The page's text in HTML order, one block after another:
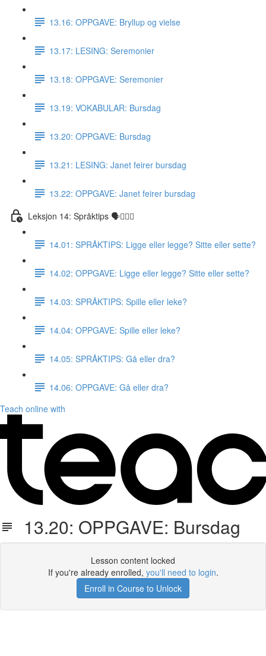
13.16: OPPGAVE: Bryllup og vielse
13.17: LESING: Seremonier
13.18: OPPGAVE: Seremonier
13.19: VOKABULAR: Bursdag
13.20: OPPGAVE: Bursdag
13.21: LESING: Janet feirer bursdag
13.22: OPPGAVE: Janet feirer bursdag
Leksjon 14: Språktips 🗣☝🏼✅
14.01: SPRÅKTIPS: Ligge eller legge? Sitte eller sette?
14.02: OPPGAVE: Ligge eller legge? Sitte eller sette?
14.03: SPRÅKTIPS: Spille eller leke?
14.04: OPPGAVE: Spille eller leke?
14.05: SPRÅKTIPS: Gå eller dra?
14.06: OPPGAVE: Gå eller dra?
Teach online with
13.20: OPPGAVE: Bursdag
Lesson content locked
If you're already enrolled, you'll need to login.
Enroll in Course to Unlock